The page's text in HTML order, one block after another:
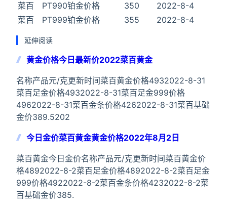
菜百
PT990铂金价格 350
2022-8-4
菜百
PT999铂金价格 355 2022-8-4
延伸阅读
黄金价格今日最新价2022菜百黄金
名称产品元/克更新时间菜百黄金价格4932022-8-31
菜百足金价格4932022-8-31菜百足金999价格
4962022-8-31菜百金条价格4262022-8-31菜百基础
金价389.5202
今日金价菜百黄金黄金价格2022年8月2日
菜百黄金今日金价名称产品元/克更新时间菜百黄金价
格4892022-8-2菜百足金价格4892022-8-2菜百足金
999价格4922022-8-2菜百金条价格4232022-8-2菜
百基础金价385.